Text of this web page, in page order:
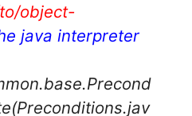
object-
java interpreter